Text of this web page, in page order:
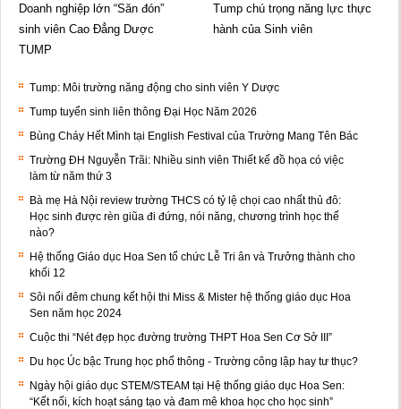
Doanh nghiệp lớn “Săn đón”
sinh viên Cao Đẳng Dược
TUMP
Tump chú trọng năng lực thực
hành của Sinh viên
Tump: Môi trường năng động cho sinh viên Y Dược
Tump tuyển sinh liên thông Đại Học Năm 2026
Bùng Cháy Hết Mình tại English Festival của Trường Mang Tên Bác
Trường ĐH Nguyễn Trãi: Nhiều sinh viên Thiết kế đồ họa có việc
làm từ năm thứ 3
Bà mẹ Hà Nội review trường THCS có tỷ lệ chọi cao nhất thủ đô:
Học sinh được rèn giũa đi đứng, nói năng, chương trình học thế
nào?
Hệ thống Giáo dục Hoa Sen tổ chức Lễ Tri ân và Trưởng thành cho
khối 12
Sôi nổi đêm chung kết hội thi Miss & Mister hệ thống giáo dục Hoa
Sen năm học 2024
Cuộc thi “Nét đẹp học đường trường THPT Hoa Sen Cơ Sở III”
Du học Úc bậc Trung học phổ thông - Trường công lập hay tư thục?
Ngày hội giáo dục STEM/STEAM tại Hệ thống giáo dục Hoa Sen:
“Kết nối, kích hoạt sáng tạo và đam mê khoa học cho học sinh”